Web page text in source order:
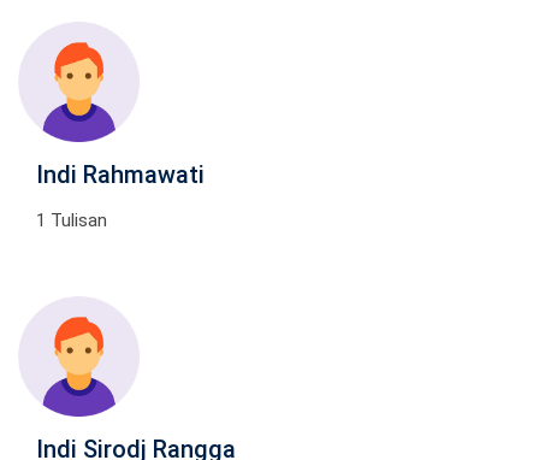
Indi Rahmawati
1 Tulisan
Indi Sirodj Rangga